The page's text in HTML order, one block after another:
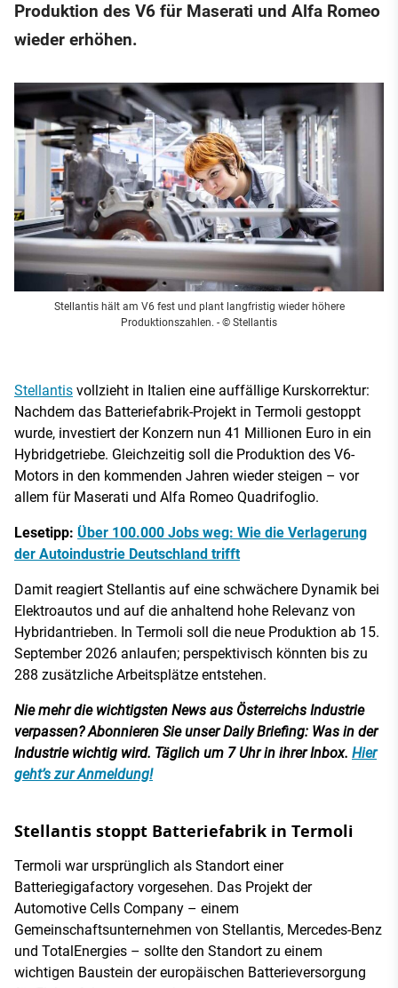
Produktion des V6 für Maserati und Alfa Romeo
wieder erhöhen.
Stellantis hält am V6 fest und plant langfristig wieder höhere
Produktionszahlen. - © Stellantis
Stellantis vollzieht in Italien eine auffällige Kurskorrektur:
Nachdem das Batteriefabrik-Projekt in Termoli gestoppt
wurde, investiert der Konzern nun 41 Millionen Euro in ein
Hybridgetriebe. Gleichzeitig soll die Produktion des V6-
Motors in den kommenden Jahren wieder steigen – vor
allem für Maserati und Alfa Romeo Quadrifoglio.
Lesetipp: Über 100.000 Jobs weg: Wie die Verlagerung
der Autoindustrie Deutschland trifft
Damit reagiert Stellantis auf eine schwächere Dynamik bei
Elektroautos und auf die anhaltend hohe Relevanz von
Hybridantrieben. In Termoli soll die neue Produktion ab 15.
September 2026 anlaufen; perspektivisch könnten bis zu
288 zusätzliche Arbeitsplätze entstehen.
Nie mehr die wichtigsten News aus Österreichs Industrie
verpassen? Abonnieren Sie unser Daily Briefing: Was in der
Industrie wichtig wird. Täglich um 7 Uhr in ihrer Inbox. Hier
geht’s zur Anmeldung!
Stellantis stoppt Batteriefabrik in Termoli
Termoli war ursprünglich als Standort einer
Batteriegigafactory vorgesehen. Das Projekt der
Automotive Cells Company – einem
Gemeinschaftsunternehmen von Stellantis, Mercedes-Benz
und TotalEnergies – sollte den Standort zu einem
wichtigen Baustein der europäischen Batterieversorgung